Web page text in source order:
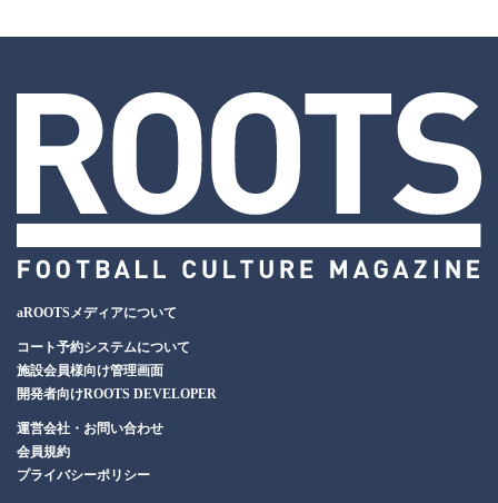
aROOTSメディアについて
コート予約システムについて
施設会員様向け管理画面
開発者向けROOTS DEVELOPER
運営会社・お問い合わせ
会員規約
プライバシーポリシー